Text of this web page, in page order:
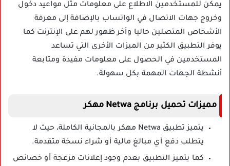
يمكن للمستخدمين الاطلاع على معلومات مثل مواعيد دخول
وخروج جهات الاتصال في الواتساب بالإضافة إلى معرفة
الأشخاص المتصلين حاليا وآخر ظهور لهم على الإنترنت كما
يوفر التطبيق الكثير من الميزات الأخرى التي تساعد
المستخدمين في الحصول على معلومات مفيدة ومتابعة
أنشطة الجهات المهمة بكل سهولة.
مميزات تحميل برنامج Netwa مهكر
يتميز تطبيق Netwa مهكر بالمجانية الكاملة، حيث لا
يتطلب دفع أي مبالغ مالية أو شراء نسخة متقدمة.
كما يتميز التطبيق بعدم وجود إعلانات مزعجة أو خصائص